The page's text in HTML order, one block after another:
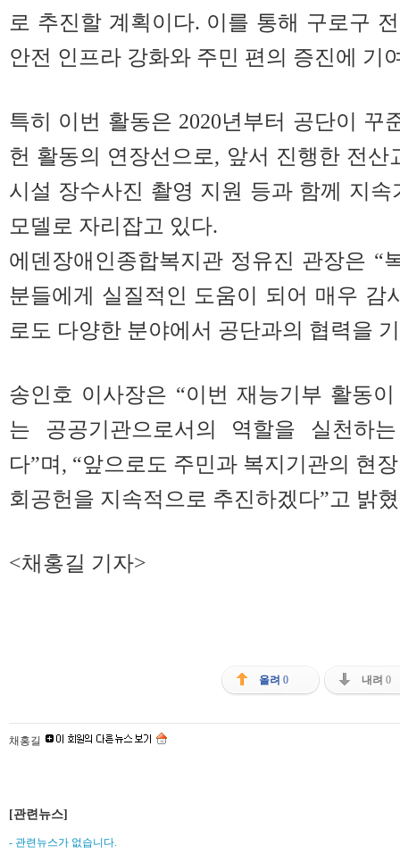
로 추진할 계획이다. 이를 통해 구로구
안전 인프라 강화와 주민 편의 증진에 기
특히 이번 활동은 2020년부터 공단이 꾸
헌 활동의 연장선으로, 앞서 진행한 전산
시설 장수사진 촬영 지원 등과 함께 지속
모델로 자리잡고 있다.
에덴장애인종합복지관 정유진 관장은 “
분들에게 실질적인 도움이 되어 매우 감
로도 다양한 분야에서 공단과의 협력을
송인호 이사장은 “이번 재능기부 활동
는 공공기관으로서의 역할을 실천하
다”며, “앞으로도 주민과 복지기관의 현
회공헌을 지속적으로 추진하겠다”고 밝
<채홍길 기자>
올려 0 내려 0
채홍길
[관련뉴스]
- 관련뉴스가 없습니다.